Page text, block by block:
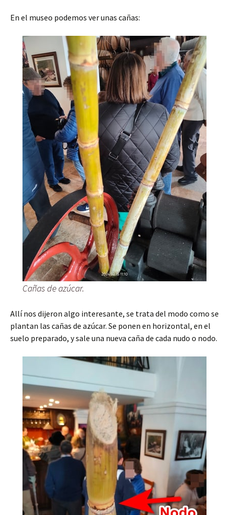
En el museo podemos ver unas cañas:
Cañas de azúcar.
Allí nos dijeron algo interesante, se trata del modo como se
plantan las cañas de azúcar. Se ponen en horizontal, en el
suelo preparado, y sale una nueva caña de cada nudo o nodo.